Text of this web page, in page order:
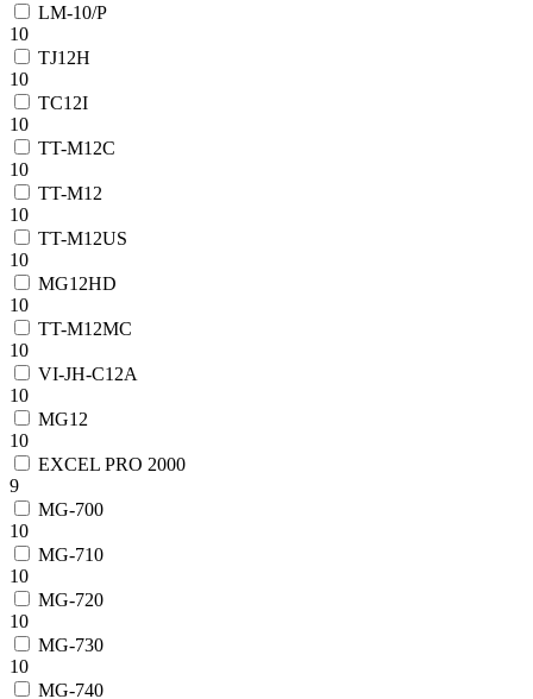
LM-10/P
10
TJ12H
10
TC12I
10
TT-M12C
10
TT-M12
10
TT-M12US
10
MG12HD
10
TT-M12MC
10
VI-JH-C12A
10
MG12
10
EXCEL PRO 2000
9
MG-700
10
MG-710
10
MG-720
10
MG-730
10
MG-740